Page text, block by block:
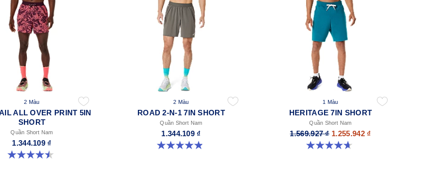
2 Màu
ALL OVER PRINT 5IN
SHORT
Quần Short Nam
1.344.109 ₫
4.5 trong số 5 sao. 14 đánh giá
2 Màu
ROAD 2-N-1 7IN SHORT
Quần Short Nam
1.344.109 ₫
4.9 trong số 5 sao. 162 đánh giá
1 Màu
HERITAGE 7IN SHORT
Quần Short Nam
1.569.927 ₫ 1.255.942 ₫
4.7 trong số 5 sao. 6 đánh giá